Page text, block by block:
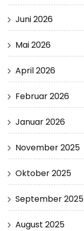
Juni 2026
Mai 2026
April 2026
Februar 2026
Januar 2026
November 2025
Oktober 2025
September 2025
August 2025